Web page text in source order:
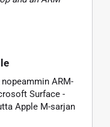
ARM-
Surface -
Apple M-sarjan